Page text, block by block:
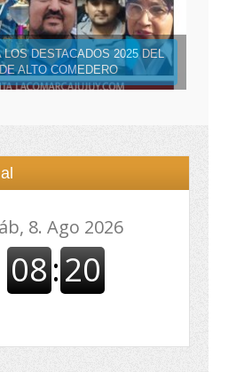
LOS DESTACADOS 2025 DEL
ALTO COMEDERO